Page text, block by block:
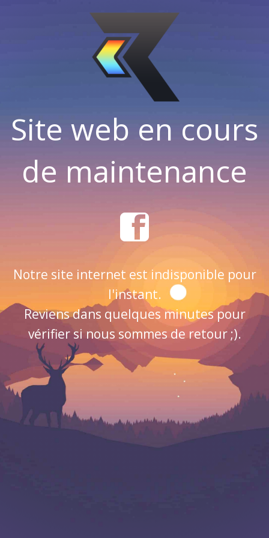
Site web en cours
de maintenance
Notre site internet est indisponible pour
l'instant.
Reviens dans quelques minutes pour
vérifier si nous sommes de retour ;).